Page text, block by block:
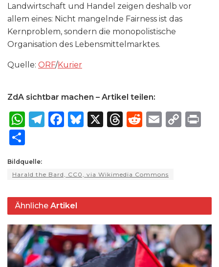
Landwirtschaft und Handel zeigen deshalb vor
allem eines: Nicht mangelnde Fairness ist das
Kernproblem, sondern die monopolistische
Organisation des Lebensmittelmarktes.
Quelle: ORF/Kurier
ZdA sichtbar machen – Artikel teilen:
W
ts
A
p
p
T
ra
m
F
b
o
o
k
B
k
y
X
T
d
s
R
t
E
C
n
k
ar
Bildquelle:
Harald the Bard, CC0, via Wikimedia Commons
Ähnliche Artikel